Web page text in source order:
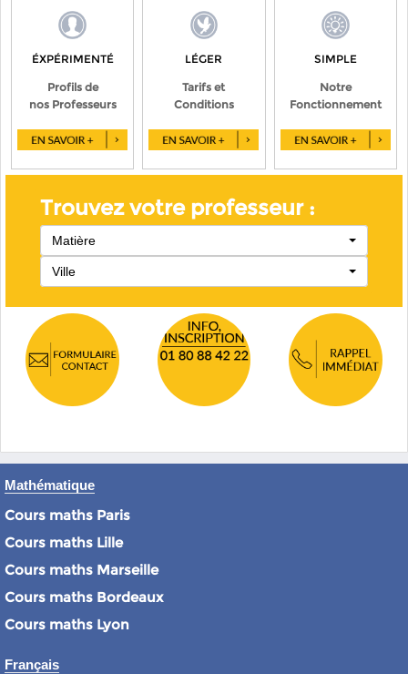
ÉXPÉRIMENTÉ
Profils de
nos Professeurs
LÉGER
Tarifs et
Conditions
SIMPLE
Notre
Fonctionnement
Trouvez votre professeur :
Matière
Ville
Mathématique
Cours maths Paris
Cours maths Lille
Cours maths Marseille
Cours maths Bordeaux
Cours maths Lyon
Français